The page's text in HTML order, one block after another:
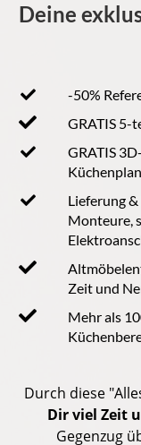
Deine
-50%
GRATIS 5-
GRATIS
Lieferung
Monteure,
Zeit und
Mehr als
Durch diese
Dir viel Zeit
Gegenzug